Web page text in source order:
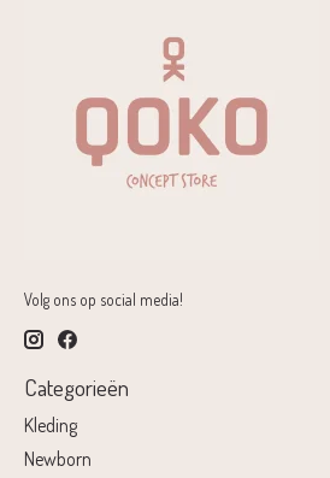
Volg ons op social media!
Categorieën
Kleding
Newborn